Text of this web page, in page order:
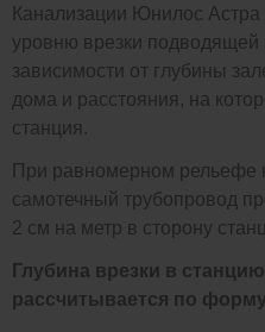
Канализации Юнилос
уровню врезки подводящей
зависимости от глубины
дома и расстояния, на
станция.
При равномерном рельефе
самотечный трубопровод
2 см на метр в сторону
Глубина врезки в
рассчитывается по